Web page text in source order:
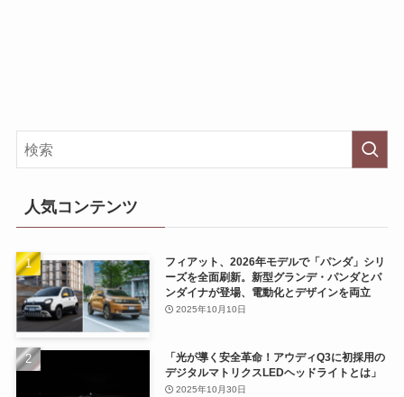
人気コンテンツ
フィアット、2026年モデルで「パンダ」シリ
ーズを全面刷新。新型グランデ・パンダとパ
ンダイナが登場、電動化とデザインを両立
2025年10月10日
「光が導く安全革命！アウディQ3に初採用の
デジタルマトリクスLEDヘッドライトとは」
2025年10月30日